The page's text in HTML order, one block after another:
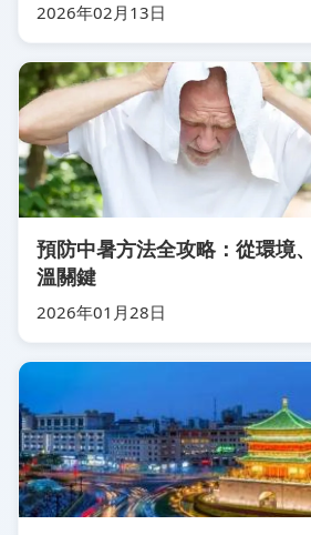
2026年02月13日
預防中暑方法全攻略：從環境
溫關鍵
2026年01月28日